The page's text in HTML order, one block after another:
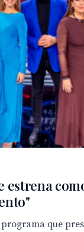
estrena
que